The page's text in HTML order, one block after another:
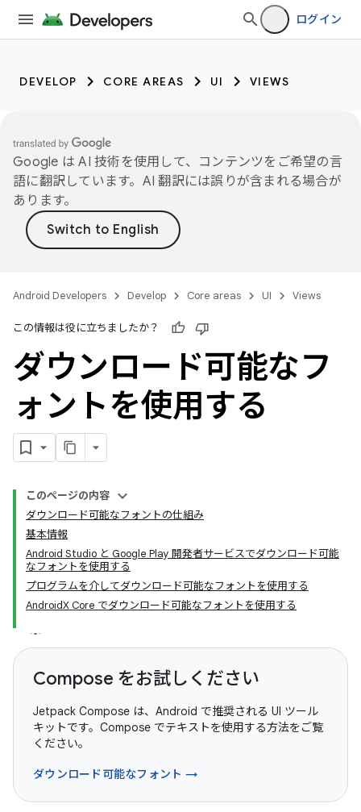
ログイン
DEVELOP CORE AREAS UI VIEWS
Google は AI 技術を使用して、コンテンツをご希望の言
語に翻訳しています。AI 翻訳には誤りが含まれる場合が
あります。
Android Developers Develop Core areas UI Views
この情報は役に立ちましたか？
ダウンロード可能なフ
ォントを使用する
このページの内容
ダウンロード可能なフォントの仕組み
基本情報
Android Studio と Google Play 開発者サービスでダウンロード可能
なフォントを使用する
プログラムを介してダウンロード可能なフォントを使用する
AndroidX Core でダウンロード可能なフォントを使用する
Compose をお試しください
Jetpack Compose は、Android で推奨される UI ツール
キットです。Compose でテキストを使用する方法をご覧
ください。
ダウンロード可能なフォント →